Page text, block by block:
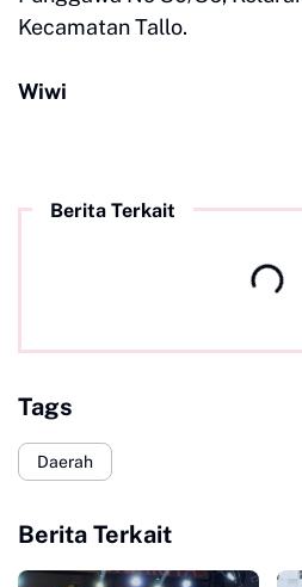
Kecamatan Tallo.
Wiwi
Berita Terkait
Tags
Daerah
Berita Terkait